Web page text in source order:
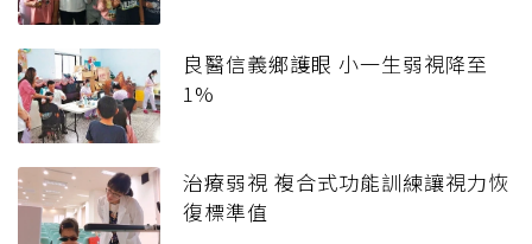
良醫信義鄉護眼 小一生弱視降至
1%
治療弱視 複合式功能訓練讓視力恢
復標準值